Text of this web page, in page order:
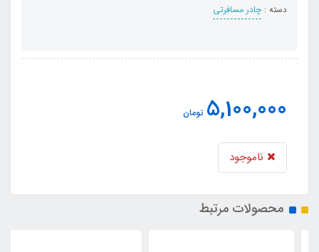
دسته : چادر مسافرتی
5,100,000 تومان
ناموجود
محصولات مرتبط